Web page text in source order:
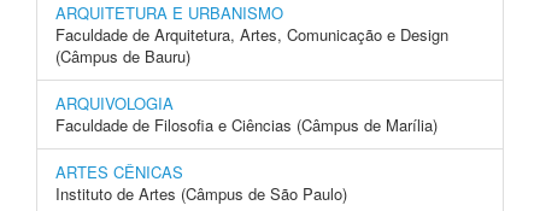
ARQUITETURA E URBANISMO
Faculdade de Arquitetura, Artes, Comunicação e Design
(Câmpus de Bauru)
ARQUIVOLOGIA
Faculdade de Filosofia e Ciências (Câmpus de Marília)
ARTES CÊNICAS
Instituto de Artes (Câmpus de São Paulo)